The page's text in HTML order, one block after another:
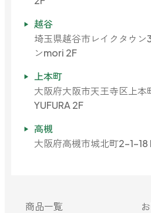
越谷
埼玉県越谷市レイクタウン
ンmori 2F
上本町
大阪府大阪市天王寺区上
YUFURA 2F
高槻
大阪府高槻市城北町2-1-18
商品一覧